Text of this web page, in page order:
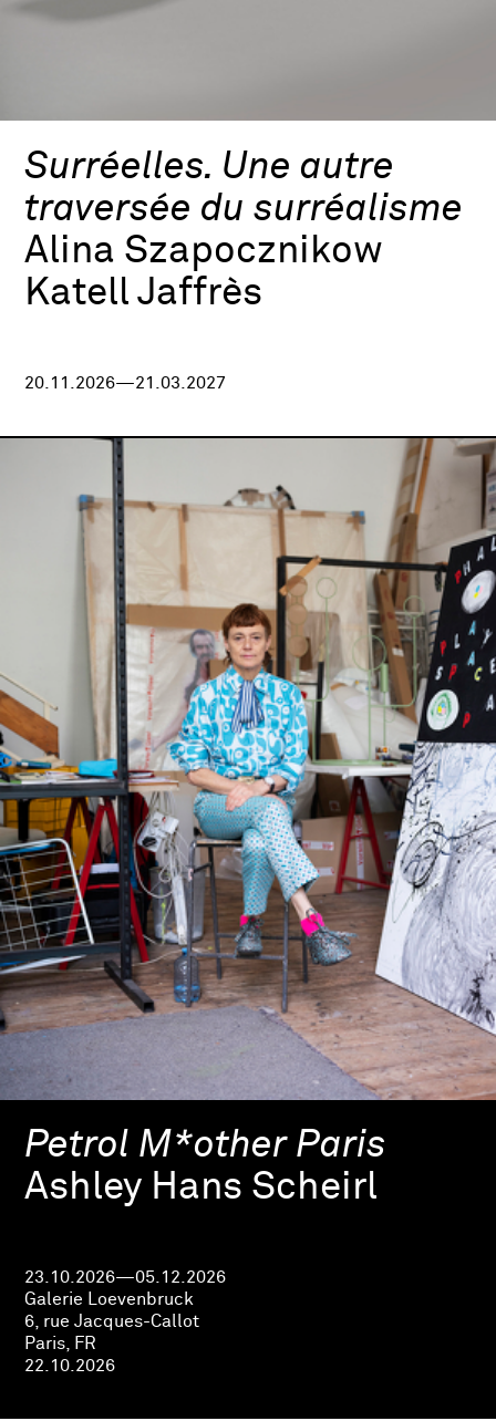
Surréelles. Une autre
traversée du surréalisme
Alina Szapocznikow
Katell Jaffrès
20.11.2026—21.03.2027
Petrol M*other Paris
Ashley Hans Scheirl
23.10.2026—05.12.2026
Galerie Loevenbruck
6, rue Jacques-Callot
Paris, FR
22.10.2026